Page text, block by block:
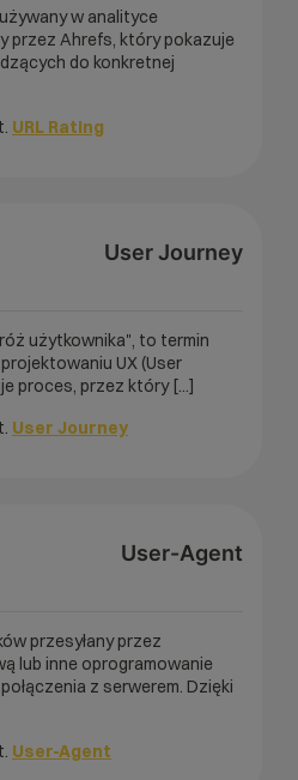
w analityce
przez Ahrefs, który pokazuje
do konkretnej
URL Rating
User Journey
użytkownika", to termin
UX (User
proces, przez który [...]
User Journey
User-Agent
przesyłany przez
lub inne oprogramowanie
z serwerem. Dzięki
User-Agent